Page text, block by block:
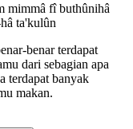
mimmâ fî buthûnihâ
ta'kulûn
benar terdapat
dari sebagian apa
terdapat banyak
makan.